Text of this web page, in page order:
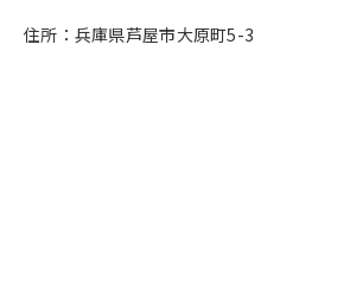
住所：兵庫県芦屋市大原町5-3